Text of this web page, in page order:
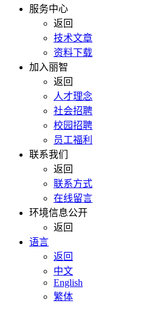
服务中心
返回
技术文章
资料下载
加入丽智
返回
人才理念
社会招聘
校园招聘
员工福利
联系我们
返回
联系方式
在线留言
环境信息公开
返回
语言
返回
中文
English
繁体